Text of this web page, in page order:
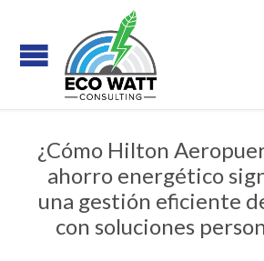
¿Cómo Hilton
ahorro energético
una gestión eficiente
con soluciones